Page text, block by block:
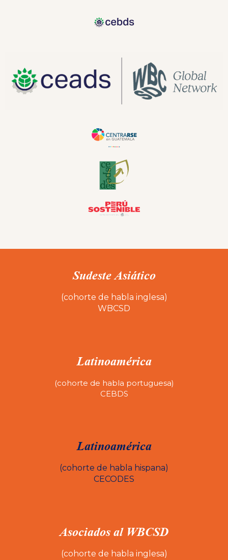
Sudeste Asiático
(cohorte de habla inglesa)
WBCSD
Latinoamérica
(cohorte de habla portuguesa)
CEBDS
Latinoamérica
(cohorte de habla hispana)
CECODES
Asociados al WBCSD
(cohorte de habla inglesa)